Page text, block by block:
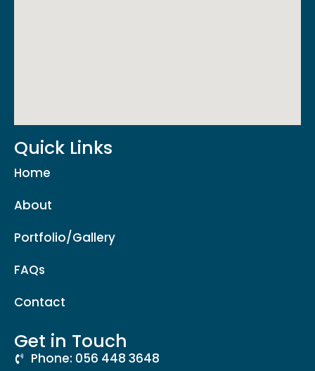
Quick Links
Home
About
Portfolio/Gallery
FAQs
Contact
Get in Touch
Phone: 056 448 3648